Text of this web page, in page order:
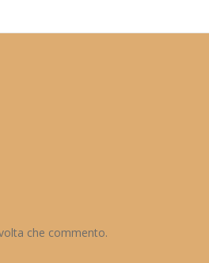
che commento.